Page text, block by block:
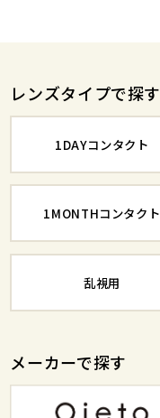
レンズタイプで探す
1DAYコンタクト
1MONTHコンタクト
乱視用
メーカーで探す